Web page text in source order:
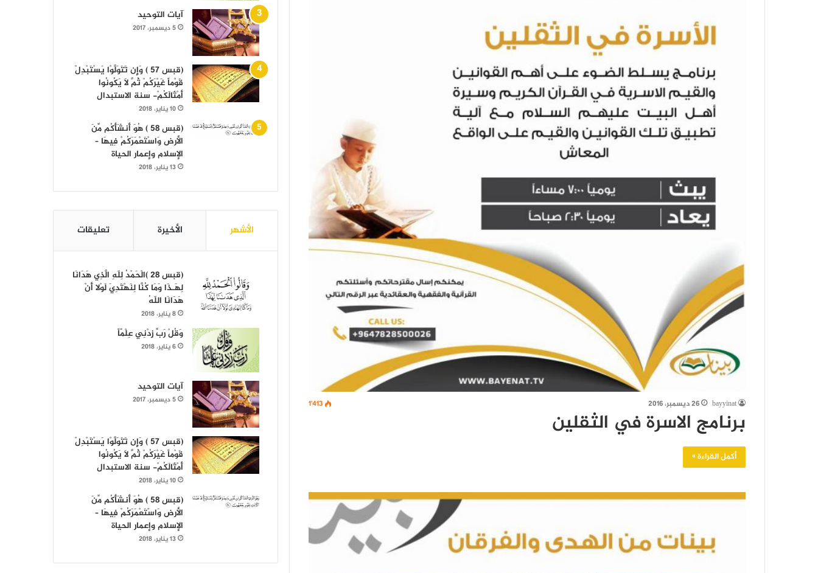
bayyinat 26 ديسمبر، 2016 1٬413
برنامج الاسرة في الثقلين
أكمل القراءة »
آيات التوحيد
5 ديسمبر، 2017
(قبس 57 ) وَإِن تَتَوَلَّوْا يَسْتَبْدِلْ
قَوْماً غَيْرَكُمْ ثُمَّ لَا يَكُونُوا
أَمْثَالَكُمْ- سنة الاستبدال
10 يناير، 2018
(قبس 58 ) هُوَ أَنشَأَكُم مِّنَ
الأرض وَاسْتَعْمَرَكُمْ فِيهَا –
الإسلام وإعمار الحياة
13 يناير، 2018
الأشهر الأخيرة تعليقات
(قبس 28 )الْحَمْدُ لِلّهِ الَّذِي هَدَانَا
لِهَـذَا وَمَا كُنَّا لِنَهْتَدِيَ لَوْلا أَنْ
هَدَانَا اللّهُ
8 يناير، 2018
وَقُلْ رَبِّ زِدْنِي عِلْمًاً
6 يناير، 2018
آيات التوحيد
5 ديسمبر، 2017
(قبس 57 ) وَإِن تَتَوَلَّوْا يَسْتَبْدِلْ
قَوْماً غَيْرَكُمْ ثُمَّ لَا يَكُونُوا
أَمْثَالَكُمْ- سنة الاستبدال
10 يناير، 2018
(قبس 58 ) هُوَ أَنشَأَكُم مِّنَ
الأرض وَاسْتَعْمَرَكُمْ فِيهَا –
الإسلام وإعمار الحياة
13 يناير، 2018